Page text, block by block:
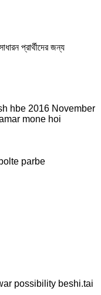
প্রার্থীদের জন্য
hbe 2016 November
mone hoi
parbe
possibility beshi.tai